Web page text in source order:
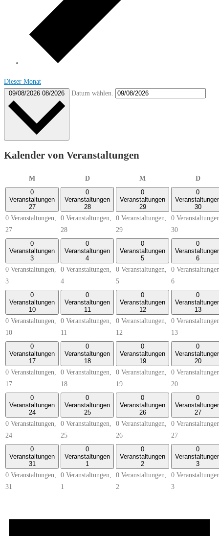
Dieser Monat
09/08/2026 08/2026 Datum wählen.
Kalender von Veranstaltungen
MMontag DDienstag MMittwoch D
0
Veranstaltungen
27
0 Veranstaltungen,
27
0
Veranstaltungen
28
0 Veranstaltungen,
28
0
Veranstaltungen
29
0 Veranstaltungen,
29
0
30
0
30
0
Veranstaltungen
3
0 Veranstaltungen,
3
0
Veranstaltungen
4
0 Veranstaltungen,
4
0
Veranstaltungen
5
0 Veranstaltungen,
5
0
6
0
6
0
Veranstaltungen
10
0 Veranstaltungen,
10
0
Veranstaltungen
11
0 Veranstaltungen,
11
0
Veranstaltungen
12
0 Veranstaltungen,
12
0
13
0
13
0
Veranstaltungen
17
0 Veranstaltungen,
17
0
Veranstaltungen
18
0 Veranstaltungen,
18
0
Veranstaltungen
19
0 Veranstaltungen,
19
0
20
0
20
0
Veranstaltungen
24
0 Veranstaltungen,
24
0
Veranstaltungen
25
0 Veranstaltungen,
25
0
Veranstaltungen
26
0 Veranstaltungen,
26
0
27
0
27
0
Veranstaltungen
31
0 Veranstaltungen,
31
0
Veranstaltungen
1
0 Veranstaltungen,
1
0
Veranstaltungen
2
0 Veranstaltungen,
2
0
3
0
3